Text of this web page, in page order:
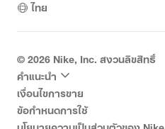
ไทย
©2026Nike, Inc. สงวนลิขสิทธิ์
คำแนะนำ
เงื่อนไขการขาย
ข้อกำหนดการใช้